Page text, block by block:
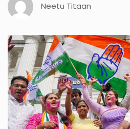
Neetu Titaan